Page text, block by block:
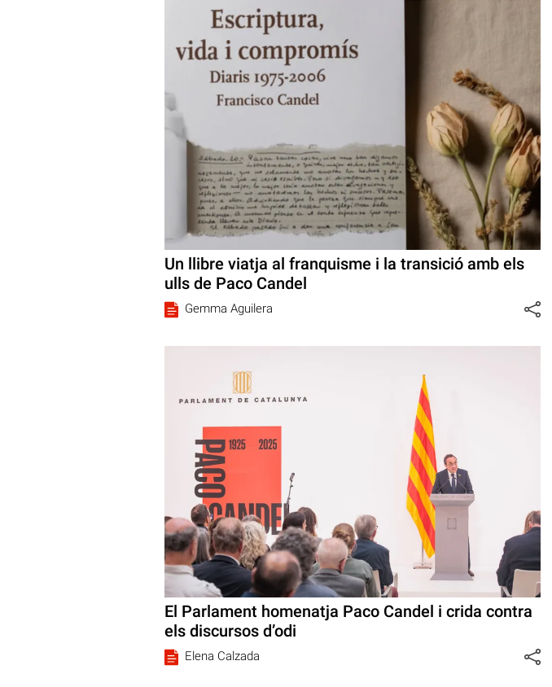
Un llibre viatja al franquisme i la transició amb els
ulls de Paco Candel
Gemma Aguilera
El Parlament homenatja Paco Candel i crida contra
els discursos d’odi
Elena Calzada